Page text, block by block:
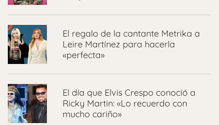
El regalo de la cantante Metrika a
Leire Martínez para hacerla
«perfecta»
El día que Elvis Crespo conoció a
Ricky Martin: «Lo recuerdo con
mucho cariño»